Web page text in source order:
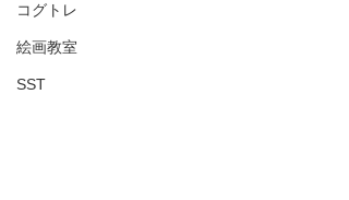
コグトレ
絵画教室
SST